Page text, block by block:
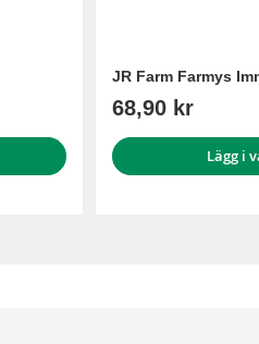
JR Farm Farmys
68,90 kr
Lägg i